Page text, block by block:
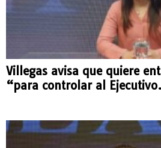
Villegas avisa que quiere
“para controlar al